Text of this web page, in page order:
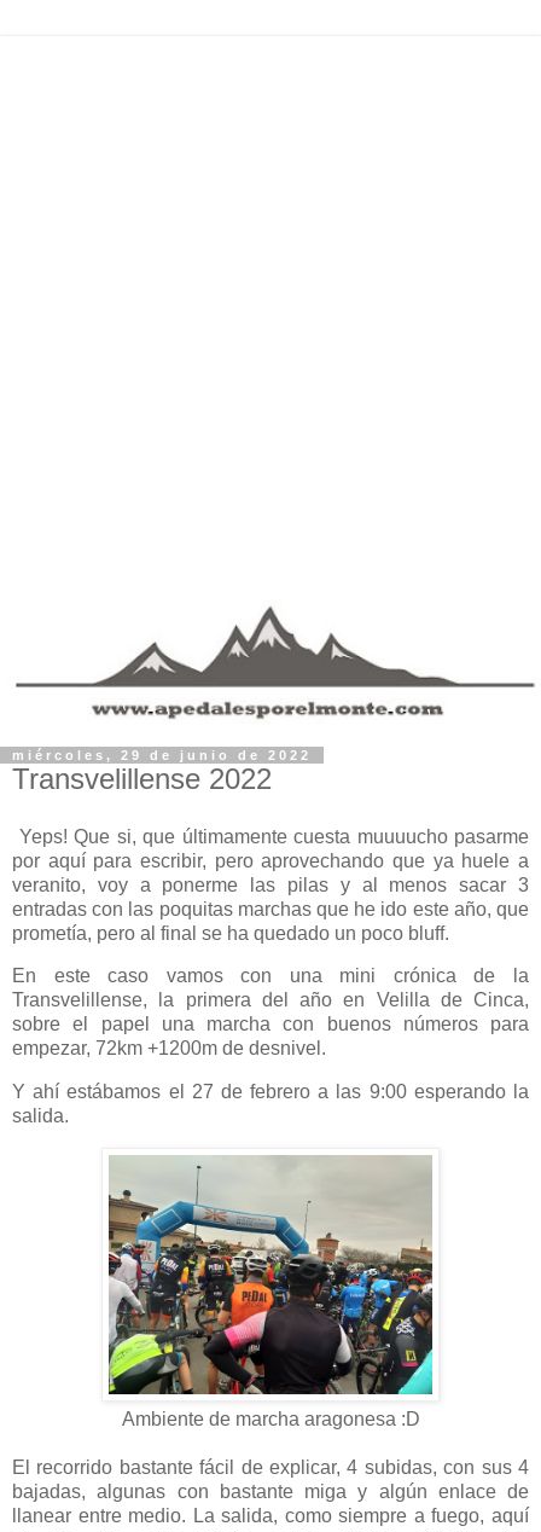
miércoles, 29 de junio de 2022
Transvelillense 2022
Yeps! Que si, que últimamente cuesta muuuucho pasarme
por aquí para escribir, pero aprovechando que ya huele a
veranito, voy a ponerme las pilas y al menos sacar 3
entradas con las poquitas marchas que he ido este año, que
prometía, pero al final se ha quedado un poco bluff.
En este caso vamos con una mini crónica de la
Transvelillense, la primera del año en Velilla de Cinca,
sobre el papel una marcha con buenos números para
empezar, 72km +1200m de desnivel.
Y ahí estábamos el 27 de febrero a las 9:00 esperando la
salida.
Ambiente de marcha aragonesa :D
El recorrido bastante fácil de explicar, 4 subidas, con sus 4
bajadas, algunas con bastante miga y algún enlace de
llanear entre medio. La salida, como siempre a fuego, aquí